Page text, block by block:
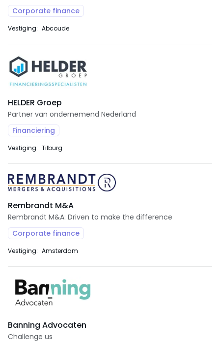
Corporate finance
Vestiging: Abcoude
HELDER Groep
Partner van ondernemend Nederland
Financiering
Vestiging: Tilburg
Rembrandt M&A
Rembrandt M&A: Driven to make the difference
Corporate finance
Vestiging: Amsterdam
Banning Advocaten
Challenge us